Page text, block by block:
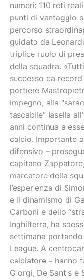
numeri: 110 reti
punti di vantaggio
percorso
guidato da
triplice ruolo di
della squadra.
successo da
portiere
impegno, alla
tascabile” Iasella
anni continua a
calcio. Importante
difensivo –
capitano
marcatore della
l’esperienza di
e il dinamismo di
Carboni e dello
Inghilterra, ha
settimana
League. A
calciatore – hanno
Giorgi, De Santis e